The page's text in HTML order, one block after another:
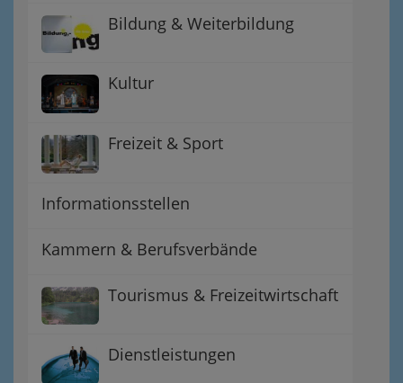
Bildung & Weiterbildung
Kultur
Freizeit & Sport
Informationsstellen
Kammern & Berufsverbände
Tourismus & Freizeitwirtschaft
Dienstleistungen